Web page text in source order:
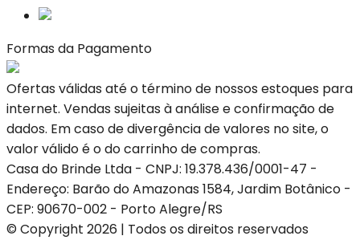
Formas da Pagamento
Ofertas válidas até o término de nossos estoques para
internet. Vendas sujeitas à análise e confirmação de
dados. Em caso de divergência de valores no site, o
valor válido é o do carrinho de compras.
Casa do Brinde Ltda - CNPJ: 19.378.436/0001-47 -
Endereço: Barão do Amazonas 1584, Jardim Botânico -
CEP: 90670-002 - Porto Alegre/RS
© Copyright 2026 | Todos os direitos reservados